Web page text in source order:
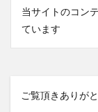
当サイトのコン
ています
ご覧頂きありが